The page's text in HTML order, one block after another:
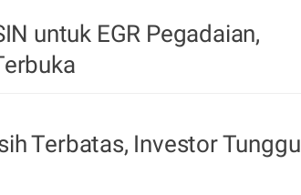
untuk EGR Pegadaian,
Terbatas, Investor Tunggu